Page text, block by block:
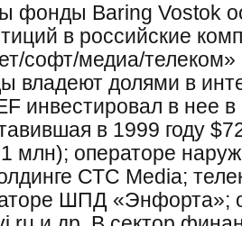
фонды Baring Vostok
в российские
софт/медиа/
владеют долями в
инвестировал в нее в
в 1999 году
млн); операторе
СТС Media;
ШПД «Энфорта»;